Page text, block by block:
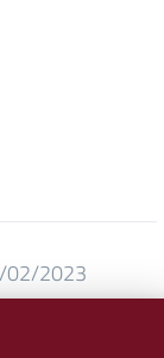
2023